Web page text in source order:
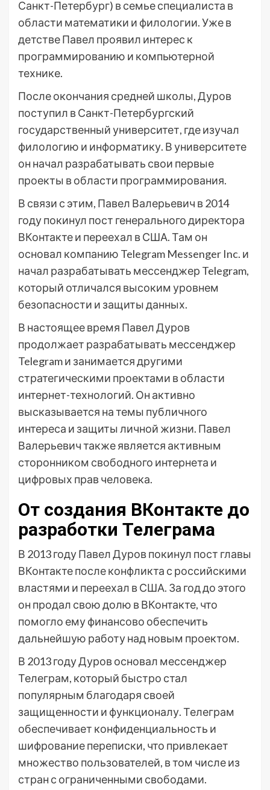
Санкт-Петербург) в семье специалиста в
области математики и филологии. Уже в
детстве Павел проявил интерес к
программированию и компьютерной
технике.
После окончания средней школы, Дуров
поступил в Санкт-Петербургский
государственный университет, где изучал
филологию и информатику. В университете
он начал разрабатывать свои первые
проекты в области программирования.
В связи с этим, Павел Валерьевич в 2014
году покинул пост генерального директора
ВКонтакте и переехал в США. Там он
основал компанию Telegram Messenger Inc. и
начал разрабатывать мессенджер Telegram,
который отличался высоким уровнем
безопасности и защиты данных.
В настоящее время Павел Дуров
продолжает разрабатывать мессенджер
Telegram и занимается другими
стратегическими проектами в области
интернет-технологий. Он активно
высказывается на темы публичного
интереса и защиты личной жизни. Павел
Валерьевич также является активным
сторонником свободного интернета и
цифровых прав человека.
От создания ВКонтакте до
разработки Телеграма
В 2013 году Павел Дуров покинул пост главы
ВКонтакте после конфликта с российскими
властями и переехал в США. За год до этого
он продал свою долю в ВКонтакте, что
помогло ему финансово обеспечить
дальнейшую работу над новым проектом.
В 2013 году Дуров основал мессенджер
Телеграм, который быстро стал
популярным благодаря своей
защищенности и функционалу. Телеграм
обеспечивает конфиденциальность и
шифрование переписки, что привлекает
множество пользователей, в том числе из
стран с ограниченными свободами.